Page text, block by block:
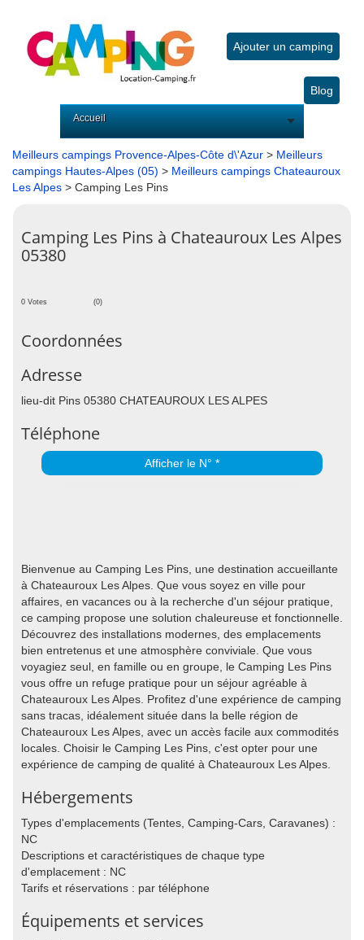
Ajouter un camping
Blog
Accueil
Meilleurs campings Provence-Alpes-Côte d\'Azur > Meilleurs
campings Hautes-Alpes (05) > Meilleurs campings Chateauroux
Les Alpes > Camping Les Pins
Camping Les Pins à Chateauroux Les Alpes
05380
0 Votes (0)
Coordonnées
Adresse
lieu-dit Pins 05380 CHATEAUROUX LES ALPES
Téléphone
Afficher le N° *
Bienvenue au Camping Les Pins, une destination accueillante
à Chateauroux Les Alpes. Que vous soyez en ville pour
affaires, en vacances ou à la recherche d'un séjour pratique,
ce camping propose une solution chaleureuse et fonctionnelle.
Découvrez des installations modernes, des emplacements
bien entretenus et une atmosphère conviviale. Que vous
voyagiez seul, en famille ou en groupe, le Camping Les Pins
vous offre un refuge pratique pour un séjour agréable à
Chateauroux Les Alpes. Profitez d'une expérience de camping
sans tracas, idéalement située dans la belle région de
Chateauroux Les Alpes, avec un accès facile aux commodités
locales. Choisir le Camping Les Pins, c'est opter pour une
expérience de camping de qualité à Chateauroux Les Alpes.
Hébergements
Types d'emplacements (Tentes, Camping-Cars, Caravanes) :
NC
Descriptions et caractéristiques de chaque type
d'emplacement : NC
Tarifs et réservations : par téléphone
Équipements et services